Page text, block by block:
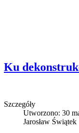
Ku
Szczegóły
Utworzono: 30
Jarosław Świątek